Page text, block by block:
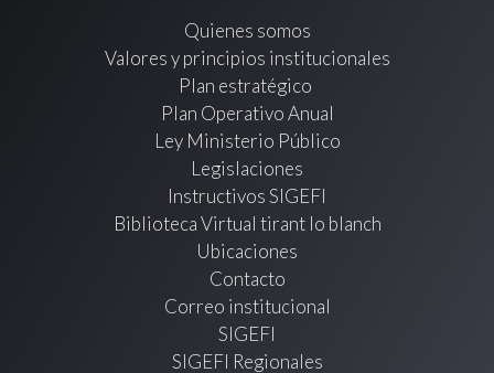
Quienes somos
Valores y principios institucionales
Plan estratégico
Plan Operativo Anual
Ley Ministerio Público
Legislaciones
Instructivos SIGEFI
Biblioteca Virtual tirant lo blanch
Ubicaciones
Contacto
Correo institucional
SIGEFI
SIGEFI Regionales